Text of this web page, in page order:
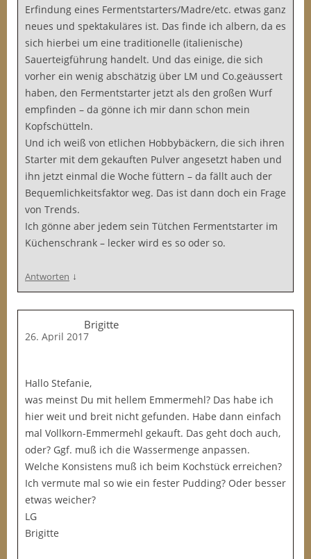
Erfindung eines Fermentstarters/Madre/etc. etwas ganz
neues und spektakuläres ist. Das finde ich albern, da es
sich hierbei um eine traditionelle (italienische)
Sauerteigführung handelt. Und das einige, die sich
vorher ein wenig abschätzig über LM und Co.geäussert
haben, den Fermentstarter jetzt als den großen Wurf
empfinden – da gönne ich mir dann schon mein
Kopfschütteln.
Und ich weiß von etlichen Hobbybäckern, die sich ihren
Starter mit dem gekauften Pulver angesetzt haben und
ihn jetzt einmal die Woche füttern – da fällt auch der
Bequemlichkeitsfaktor weg. Das ist dann doch ein Frage
von Trends.
Ich gönne aber jedem sein Tütchen Fermentstarter im
Küchenschrank – lecker wird es so oder so.
Antworten ↓
Brigitte
26. April 2017
Hallo Stefanie,
was meinst Du mit hellem Emmermehl? Das habe ich
hier weit und breit nicht gefunden. Habe dann einfach
mal Vollkorn-Emmermehl gekauft. Das geht doch auch,
oder? Ggf. muß ich die Wassermenge anpassen.
Welche Konsistens muß ich beim Kochstück erreichen?
Ich vermute mal so wie ein fester Pudding? Oder besser
etwas weicher?
LG
Brigitte